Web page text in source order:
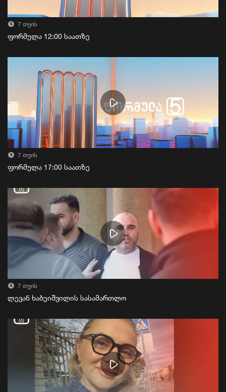
7 თვის
ფორმულა 12:00 საათზე
7 თვის
ფორმულა 17:00 საათზე
7 თვის
ლევან ხაბეიშვილის სასამართლო